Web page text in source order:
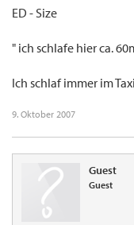
ED - Size
" ich schlafe hier ca.
Ich schlaf immer im
9. Oktober 2007
Guest
Guest